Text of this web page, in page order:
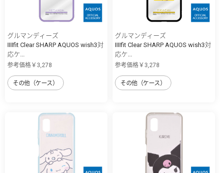
グルマンディーズ
IIIIfit Clear SHARP AQUOS wish3対
応ケ...
参考価格￥3,278
その他（ケース）
グルマンディーズ
IIIIfit Clear SHARP AQUOS wish3対
応ケ...
参考価格￥3,278
その他（ケース）